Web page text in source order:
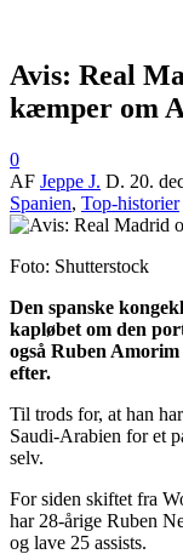
Avis: Real
kæmper om
0
AF Jeppe J. D. 20.
Spanien, Top-historier
Foto: Shutterstock
Den spanske
kapløbet om den
også Ruben Amorim
efter.
Til trods for, at han
Saudi-Arabien for et
selv.
For siden skiftet fra
har 28-årige Ruben
og lave 25 assists.